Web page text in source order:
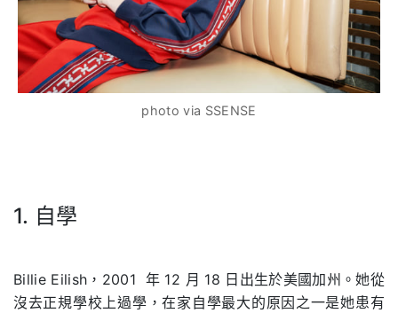
photo via SSENSE
1. 自學
Billie Eilish，2001 年 12 月 18 日出生於美國加州。她從
沒去正規學校上過學，在家自學最大的原因之一是她患有